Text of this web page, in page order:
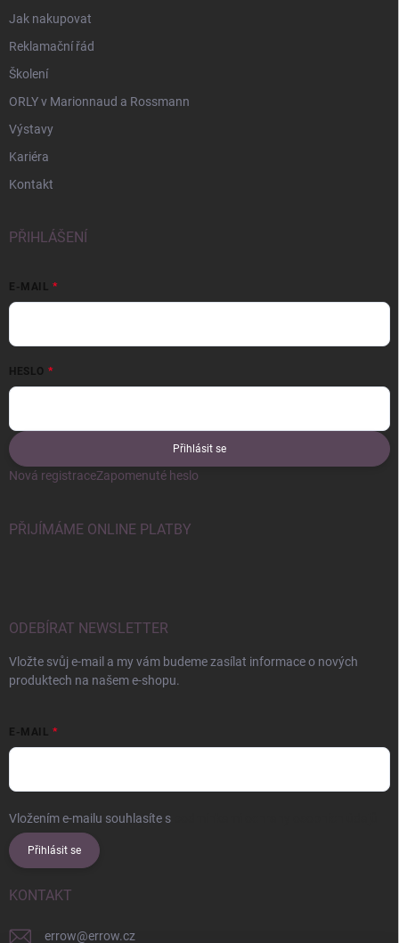
Jak nakupovat
Reklamační řád
Školení
ORLY v Marionnaud a Rossmann
Výstavy
Kariéra
Kontakt
PŘIHLÁŠENÍ
E-MAIL
HESLO
Přihlásit se
Nová registraceZapomenuté heslo
PŘIJÍMÁME ONLINE PLATBY
ODEBÍRAT NEWSLETTER
Vložte svůj e-mail a my vám budeme zasílat informace o nových
produktech na našem e-shopu.
E-MAIL
Vložením e-mailu souhlasíte s
Přihlásit se
KONTAKT
errow@errow.cz